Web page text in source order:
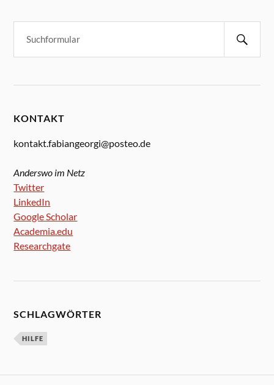
KONTAKT
kontakt.fabiangeorgi@posteo.de
Anderswo im Netz
Twitter
LinkedIn
Google Scholar
Academia.edu
Researchgate
SCHLAGWÖRTER
HILFE